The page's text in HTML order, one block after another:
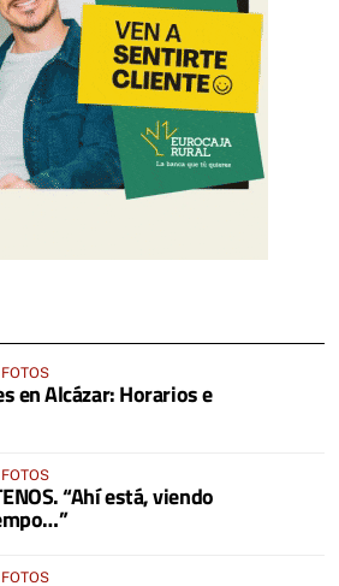
en Alcázar: Horarios e
“Ahí está, viendo